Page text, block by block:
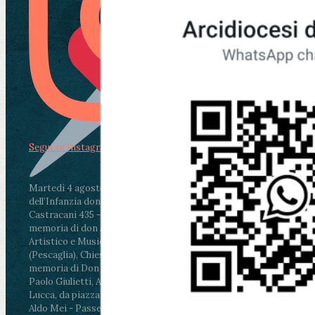
Martedì 4 agosto2026
ore 11:30 - Lucca, Scuola
dell’Infanzia don Aldo Mei - Viale Castruccio
Castracani 435 - Inaugurazione murales in
memoria di don Aldo Mei curato dal Liceo
Artistico e Musicale “Passaglia”
ore 18 - Fiano
(Pescaglia), Chiesa parrocchiale - Messa in
memoria di Don Aldo Mei celebrata da mons.
Paolo Giulietti, Arcivescovo di Lucca
ore 20.30 -
Lucca, da piazza San Michele al Cippo di don
Aldo Mei - Passeggiata della Memoria in alcuni
Segui su Instagram